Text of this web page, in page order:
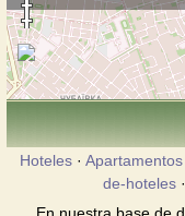
Hoteles· Apartamentos
de-hoteles ·